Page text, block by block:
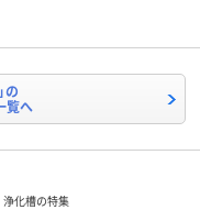
の
覧へ
化槽の特集